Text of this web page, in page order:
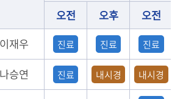
오전 오후 오전
이재우 진료 진료 진료
나승연 진료 내시경 내시경